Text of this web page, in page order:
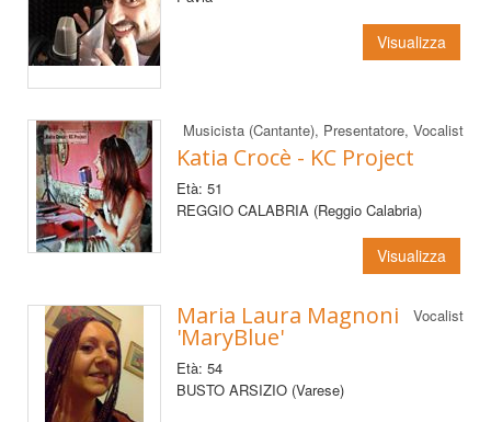
Visualizza
Musicista (Cantante), Presentatore, Vocalist
Katia Crocè - KC Project
Età: 51
REGGIO CALABRIA (Reggio Calabria)
Visualizza
Vocalist
Maria Laura Magnoni
'MaryBlue'
Età: 54
BUSTO ARSIZIO (Varese)